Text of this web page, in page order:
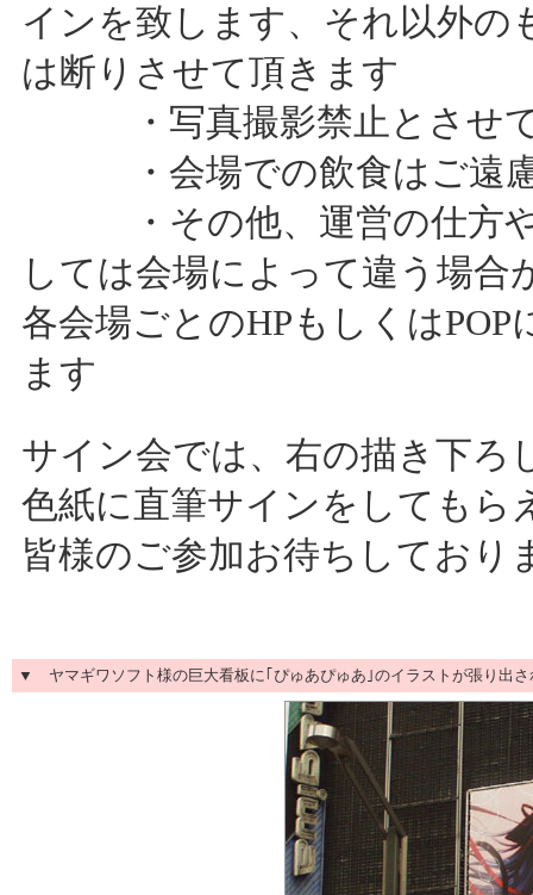
インを致します、それ以外の
は断りさせて頂きます
・写真撮影禁止とさせて
・会場での飲食はご遠慮
・その他、運営の仕方や
しては会場によって違う場合
各会場ごとのHPもしくはPOP
ます
サイン会では、右の描き下ろ
色紙に直筆サインをしてもら
皆様のご参加お待ちしており
▼ ヤマギワソフト様の巨大看板に｢ぴゅあぴゅあ｣のイラストが張り出さ